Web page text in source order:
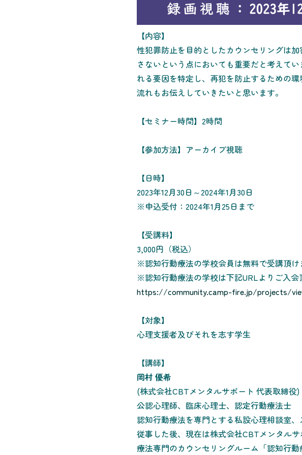
【内容】
性犯罪防止を目的としたカウンセリングは
さないという点においても重要だと考えて
れる要因を特定し、再犯を防止するための
流れもお伝えしていきたいと思います。
【セミナー時間】2時間
【参加方法】アーカイブ視聴
【日時】
2023年12月30日～2024年1月30日
※申込受付：2024年1月25日まで
【受講料】
3,000円（税込）
※認知行動療法の学校会員は無料で受講頂け
※認知行動療法の学校は下記URLよりご入会
https://community.camp-fire.jp/projects/
【対象】
心理支援者及びそれを志す学生
【講師】
岡村 優希
(株式会社CBTメンタルサポート 代表取締役)
公認心理師、臨床心理士、認定行動療法士
認知行動療法を専門とする私設心理相談室
従事した後、現在は株式会社CBTメンタル
療法専門のカウンセリングルーム「認知行